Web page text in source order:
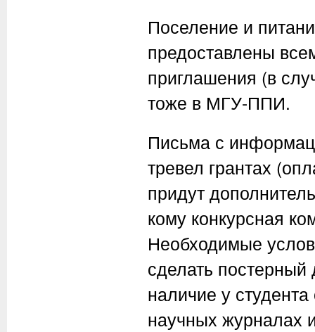
Поселение и
предоставлены
приглашения (в
тоже в МГУ-ППИ.
Письма с
тревел грантах
придут
кому конкурсная
Необходимые
сделать
наличие у
научных журналах